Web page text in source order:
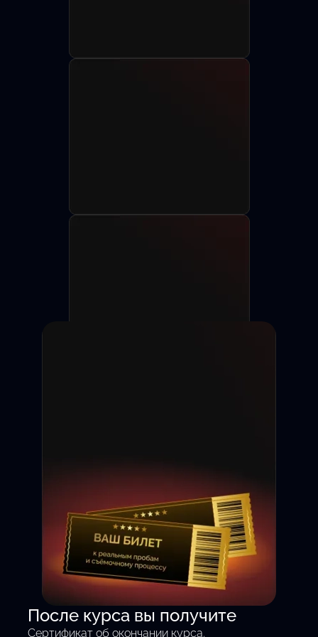
Съёмка на камеру с 1 дня
— без теории, только
После курса вы получите
Сертификат об окончании курса.